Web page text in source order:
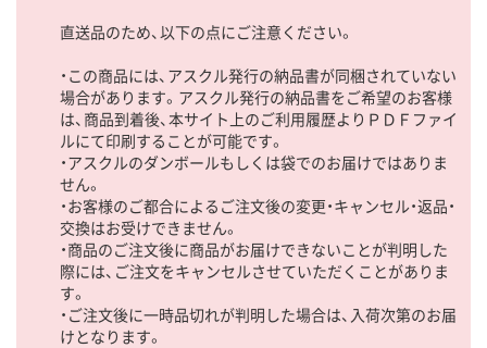
直送品のため、以下の点にご注意ください。
・この商品には、アスクル発行の納品書が同梱されていない
場合があります。アスクル発行の納品書をご希望のお客様
は、商品到着後、本サイト上のご利用履歴よりＰＤＦファイ
ルにて印刷することが可能です。
・アスクルのダンボールもしくは袋でのお届けではありま
せん。
・お客様のご都合によるご注文後の変更・キャンセル・返品・
交換はお受けできません。
・商品のご注文後に商品がお届けできないことが判明した
際には、ご注文をキャンセルさせていただくことがありま
す。
・ご注文後に一時品切れが判明した場合は、入荷次第のお届
けとなります。